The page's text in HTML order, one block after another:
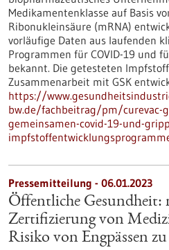
Medikamentenklasse auf Basis
Ribonukleinsäure (mRNA)
vorläufige Daten aus laufenden
Programmen für COVID-19 und
bekannt. Die getesteten
Zusammenarbeit mit GSK
https://
bw.de/fachbeitrag/pm/curevac-
gemeinsamen-covid-19-und-
Pressemitteilung - 06.01.2023
Öffentliche Gesundheit:
Zertifizierung von
Risiko von Engpässen